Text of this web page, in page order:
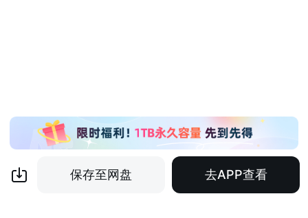
保存至网盘 去APP查看